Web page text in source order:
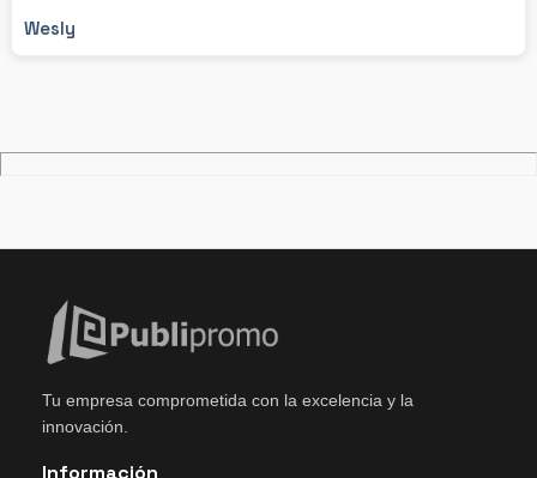
Wesly
Tu empresa comprometida con la excelencia y la
innovación.
Información